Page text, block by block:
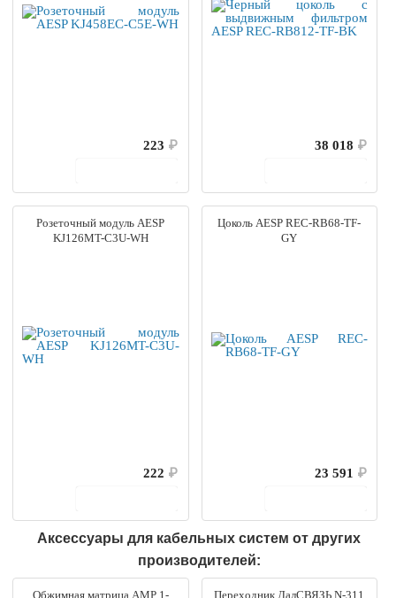
223 ₽
38 018 ₽
Розеточный модуль AESP
KJ126MT-C3U-WH
222 ₽
Цоколь AESP REC-RB68-TF-
GY
23 591 ₽
Аксессуары для кабельных систем от других
производителей:
Обжимная матрица AMP 1- Переходник ДалСВЯЗЬ N-311